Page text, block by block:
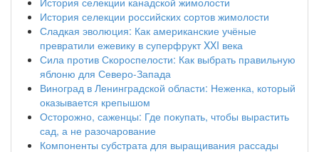
История селекции российских сортов жимолости
Сладкая эволюция: Как американские учёные
превратили ежевику в суперфрукт XXI века
Сила против Скороспелости: Как выбрать правильную
яблоню для Северо-Запада
Виноград в Ленинградской области: Неженка, который
оказывается крепышом
Осторожно, саженцы: Где покупать, чтобы вырастить
сад, а не разочарование
Компоненты субстрата для выращивания рассады